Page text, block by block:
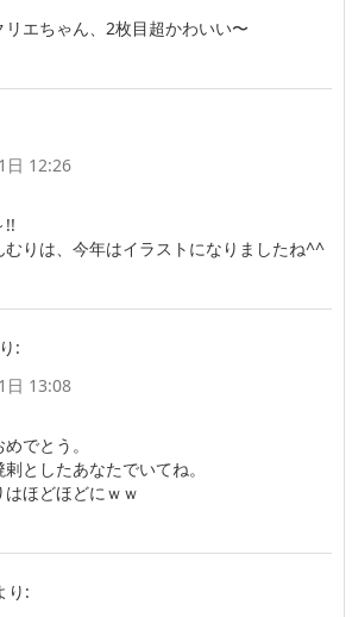
エちゃん、2枚目超かわいい〜
日 12:26
!!
りは、今年はイラストになりましたね^^
:
日 13:08
でとう。
としたあなたでいてね。
ほどほどにｗｗ
り: